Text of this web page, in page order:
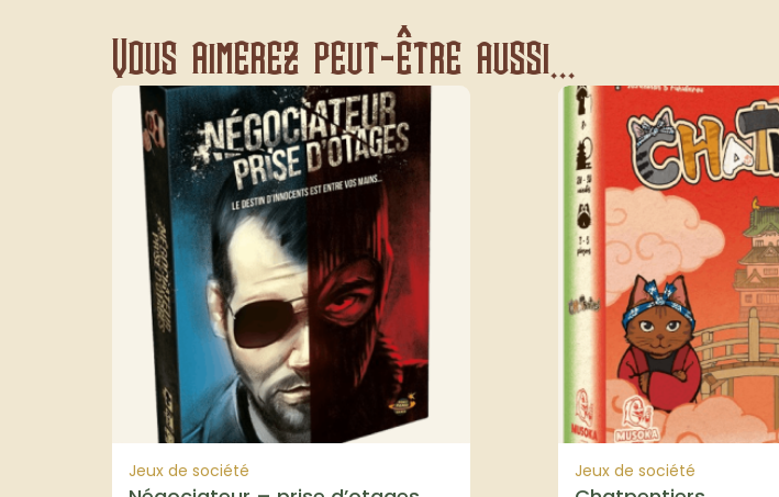
Vous aimerez peut-être aussi...
Jeux de société Jeux de société